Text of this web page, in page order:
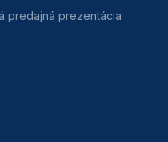
predajná prezentácia